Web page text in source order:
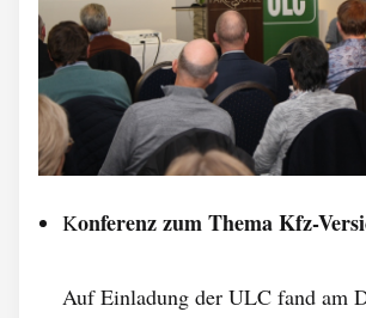
Konferenz zum Thema Kfz-
Auf Einladung der ULC fand am